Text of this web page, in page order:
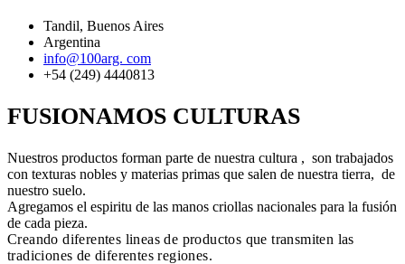
Tandil, Buenos Aires
Argentina
info@100arg. com
+54 (249) 4440813
FUSIONAMOS CULTURAS
Nuestros productos forman parte de nuestra cultura , son trabajados
con texturas nobles y materias primas que salen de nuestra tierra, de
nuestro suelo.
Agregamos el espiritu de las manos criollas nacionales para la fusión
de cada pieza.
Creando diferentes lineas de productos que transmiten las
tradiciones de diferentes regiones.